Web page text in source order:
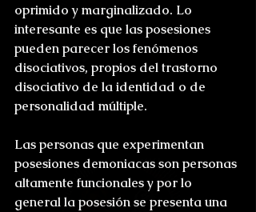
oprimido y marginalizado. Lo
interesante es que las posesiones
pueden parecer los fenómenos
disociativos, propios del trastorno
disociativo de la identidad o de
personalidad múltiple.
Las personas que experimentan
posesiones demoniacas son personas
altamente funcionales y por lo
general la posesión se presenta una